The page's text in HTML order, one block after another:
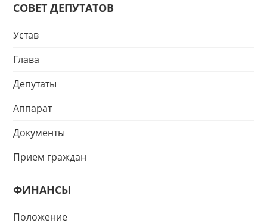
СОВЕТ ДЕПУТАТОВ
Устав
Глава
Депутаты
Аппарат
Документы
Прием граждан
ФИНАНСЫ
Положение